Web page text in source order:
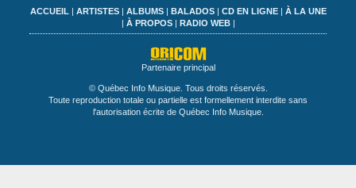
ACCUEIL | ARTISTES| ALBUMS| BALADOS| CD EN LIGNE| À LA UNE
| À PROPOS| RADIO WEB|
Partenaire principal
© Québec Info Musique. Tous droits réservés.
Toute reproduction totale ou partielle est formellement interdite sans
l'autorisation écrite de Québec Info Musique.